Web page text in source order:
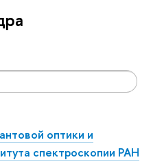
оптики и
спектроскопии РАН